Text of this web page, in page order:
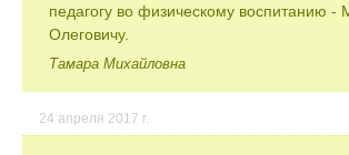
педагогу во физическому воспитанию -
Олеговичу.
Тамара Михайловна
24 апреля 2017 г.